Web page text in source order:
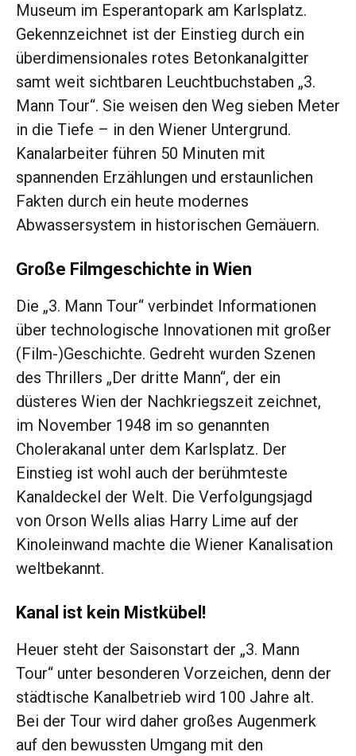
Museum im Esperantopark am Karlsplatz.
Gekennzeichnet ist der Einstieg durch ein
überdimensionales rotes Betonkanalgitter
samt weit sichtbaren Leuchtbuchstaben „3.
Mann Tour“. Sie weisen den Weg sieben Meter
in die Tiefe – in den Wiener Untergrund.
Kanalarbeiter führen 50 Minuten mit
spannenden Erzählungen und erstaunlichen
Fakten durch ein heute modernes
Abwassersystem in historischen Gemäuern.
Große Filmgeschichte in Wien
Die „3. Mann Tour“ verbindet Informationen
über technologische Innovationen mit großer
(Film-)Geschichte. Gedreht wurden Szenen
des Thrillers „Der dritte Mann“, der ein
düsteres Wien der Nachkriegszeit zeichnet,
im November 1948 im so genannten
Cholerakanal unter dem Karlsplatz. Der
Einstieg ist wohl auch der berühmteste
Kanaldeckel der Welt. Die Verfolgungsjagd
von Orson Wells alias Harry Lime auf der
Kinoleinwand machte die Wiener Kanalisation
weltbekannt.
Kanal ist kein Mistkübel!
Heuer steht der Saisonstart der „3. Mann
Tour“ unter besonderen Vorzeichen, denn der
städtische Kanalbetrieb wird 100 Jahre alt.
Bei der Tour wird daher großes Augenmerk
auf den bewussten Umgang mit den